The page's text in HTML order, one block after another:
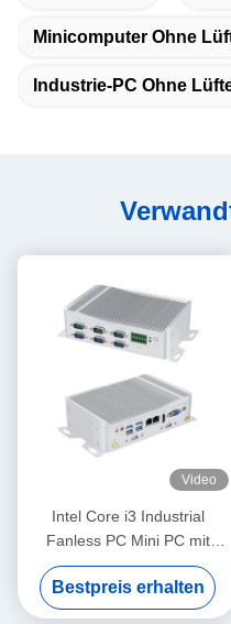
Minicomputer Ohne
Industrie-PC Ohne
Video
Intel Core i3 Industrial
Fanless PC Mini PC mit
GPIO und DDR4 16G 6COM
Bestpreis erhalten